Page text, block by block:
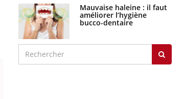
Mauvaise haleine : il faut
améliorer l’hygiène
bucco-dentaire